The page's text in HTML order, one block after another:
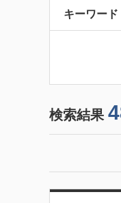
キーワード
検索結果